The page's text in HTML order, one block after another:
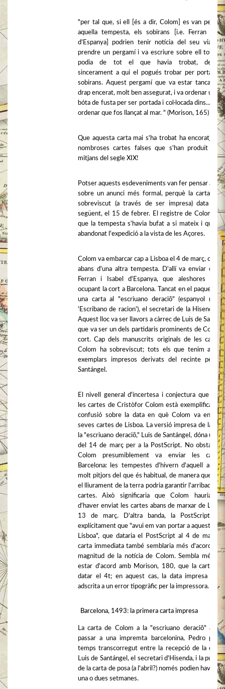
"per tal que, si ell [és a dir, Colom] es van perdre
aquella tempesta, els sobirans [i.e. Ferran i
d'Espanya] podrien tenir notícia del seu viatge,
prendre un pergamí i va escriure sobre ell tot el
podia de tot el que havia trobat,
sincerament a qui el pogués trobar per portar-lo
sobirans. Aquest pergamí que va estar tancat en
drap encerat, molt ben assegurat, i va ordenar una
bóta de fusta per ser portada i col·locada dins... i
ordenar que fos llançat al mar. " (Morison, 165)
Que aquesta carta mai s'ha trobat ha encoratjat a
nombroses cartes falses que s'han produït des
mitjans del segle XIX!
Potser aquests esdeveniments van fer pensar a
sobre un anunci més formal, perquè la carta que
sobreviscut (a través de ser impresa) data del
següent, el 15 de febrer. El registre de Colom
que la tempesta s'havia bufat a si mateix i que
abandonat l'expedició a la vista de les Açores.
Colom va embarcar cap a Lisboa el 4 de març,
abans d'una altra tempesta. D'allí va enviar
Ferran i Isabel d'Espanya, que aleshores
ocupant la cort a Barcelona. Tancat en el paquet va
una carta al "escriuano deraciõ" (espanyol
'Escribano de racion'), el secretari de la Hisenda
Aquest lloc va ser llavors a càrrec de Luis de
que va ser un dels partidaris prominents de Colom
cort. Cap dels manuscrits originals de les cartes
Colom ha sobreviscut; tots els que tenim avui
exemplars impresos derivats del recinte per a
Santángel.
El nivell general d'incertesa i conjectura que
les cartes de Cristòfor Colom està exemplificat
confusió sobre la data en què Colom va enviar
seves cartes de Lisboa. La versió impresa de la
la "escriuano deraciõ," Luis de Santángel, dóna una
del 14 de març per a la PostScript. No obstant
Colom presumiblement va enviar les
Barcelona: les tempestes d'hivern d'aquell any
molt pitjors del que és habitual, de manera que
el lliurament de la terra podria garantir l'arribada de
cartes. Això significaria que Colom hauria
d'haver enviat les cartes abans de marxar de
13 de març. D'altra banda, la PostScript
explícitament que "avui em van portar a aquest port
Lisboa", que dataria el PostScript al 4 de març.
carta immediata també semblaria més d'acord
magnitud de la notícia de Colom. Sembla més
estar d'acord amb Morison, 180, que la carta ha
datar el 4t; en aquest cas, la data impresa pot
adscrita a un error tipogràfic per la impressora.
Barcelona, 1493: la primera carta impresa
La carta de Colom a la "escriuano deraciõ" aviat
passar a una impremta barcelonina, Pedro
temps transcorregut entre la recepció de la carta
Luis de Santángel, el secretari d'Hisenda, i la
de la carta de posa (a l'abril?) només podien haver
una o dues setmanes.